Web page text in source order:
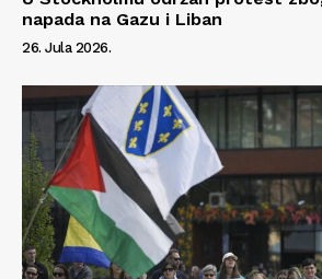
O nama
Kontakt
napada na Gazu i Liban
26. Jula 2026.